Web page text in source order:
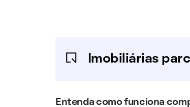
Imobiliárias
Entenda como funciona